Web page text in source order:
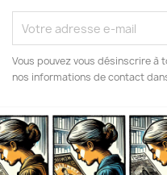
Vous pouvez vous désinscrire à
nos informations de contact